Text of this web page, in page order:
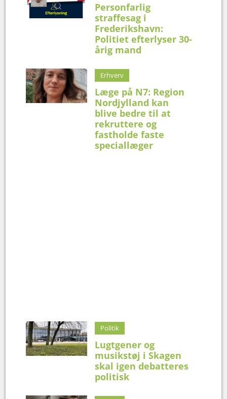
Personfarlig
straffesag i
Frederikshavn:
Politiet efterlyser 30-
årig mand
Erhverv
Læge på N7: Region
Nordjylland kan
blive bedre til at
rekruttere og
fastholde faste
speciallæger
Politik
Lugtgener og
musikstøj i Skagen
skal igen debatteres
politisk